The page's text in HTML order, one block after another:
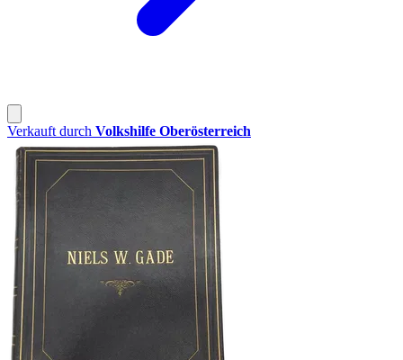
Verkauft durch Volkshilfe Oberösterreich